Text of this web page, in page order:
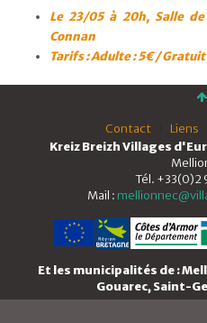
Le 23/05 à 20h, Salle
Connan
Tarifs : Adulte : 5€ /
Contact Liens
Kreiz Breizh Villages
Tél. +33(0)2
Mail :
Et les municipalités de :
Gouarec, Saint-